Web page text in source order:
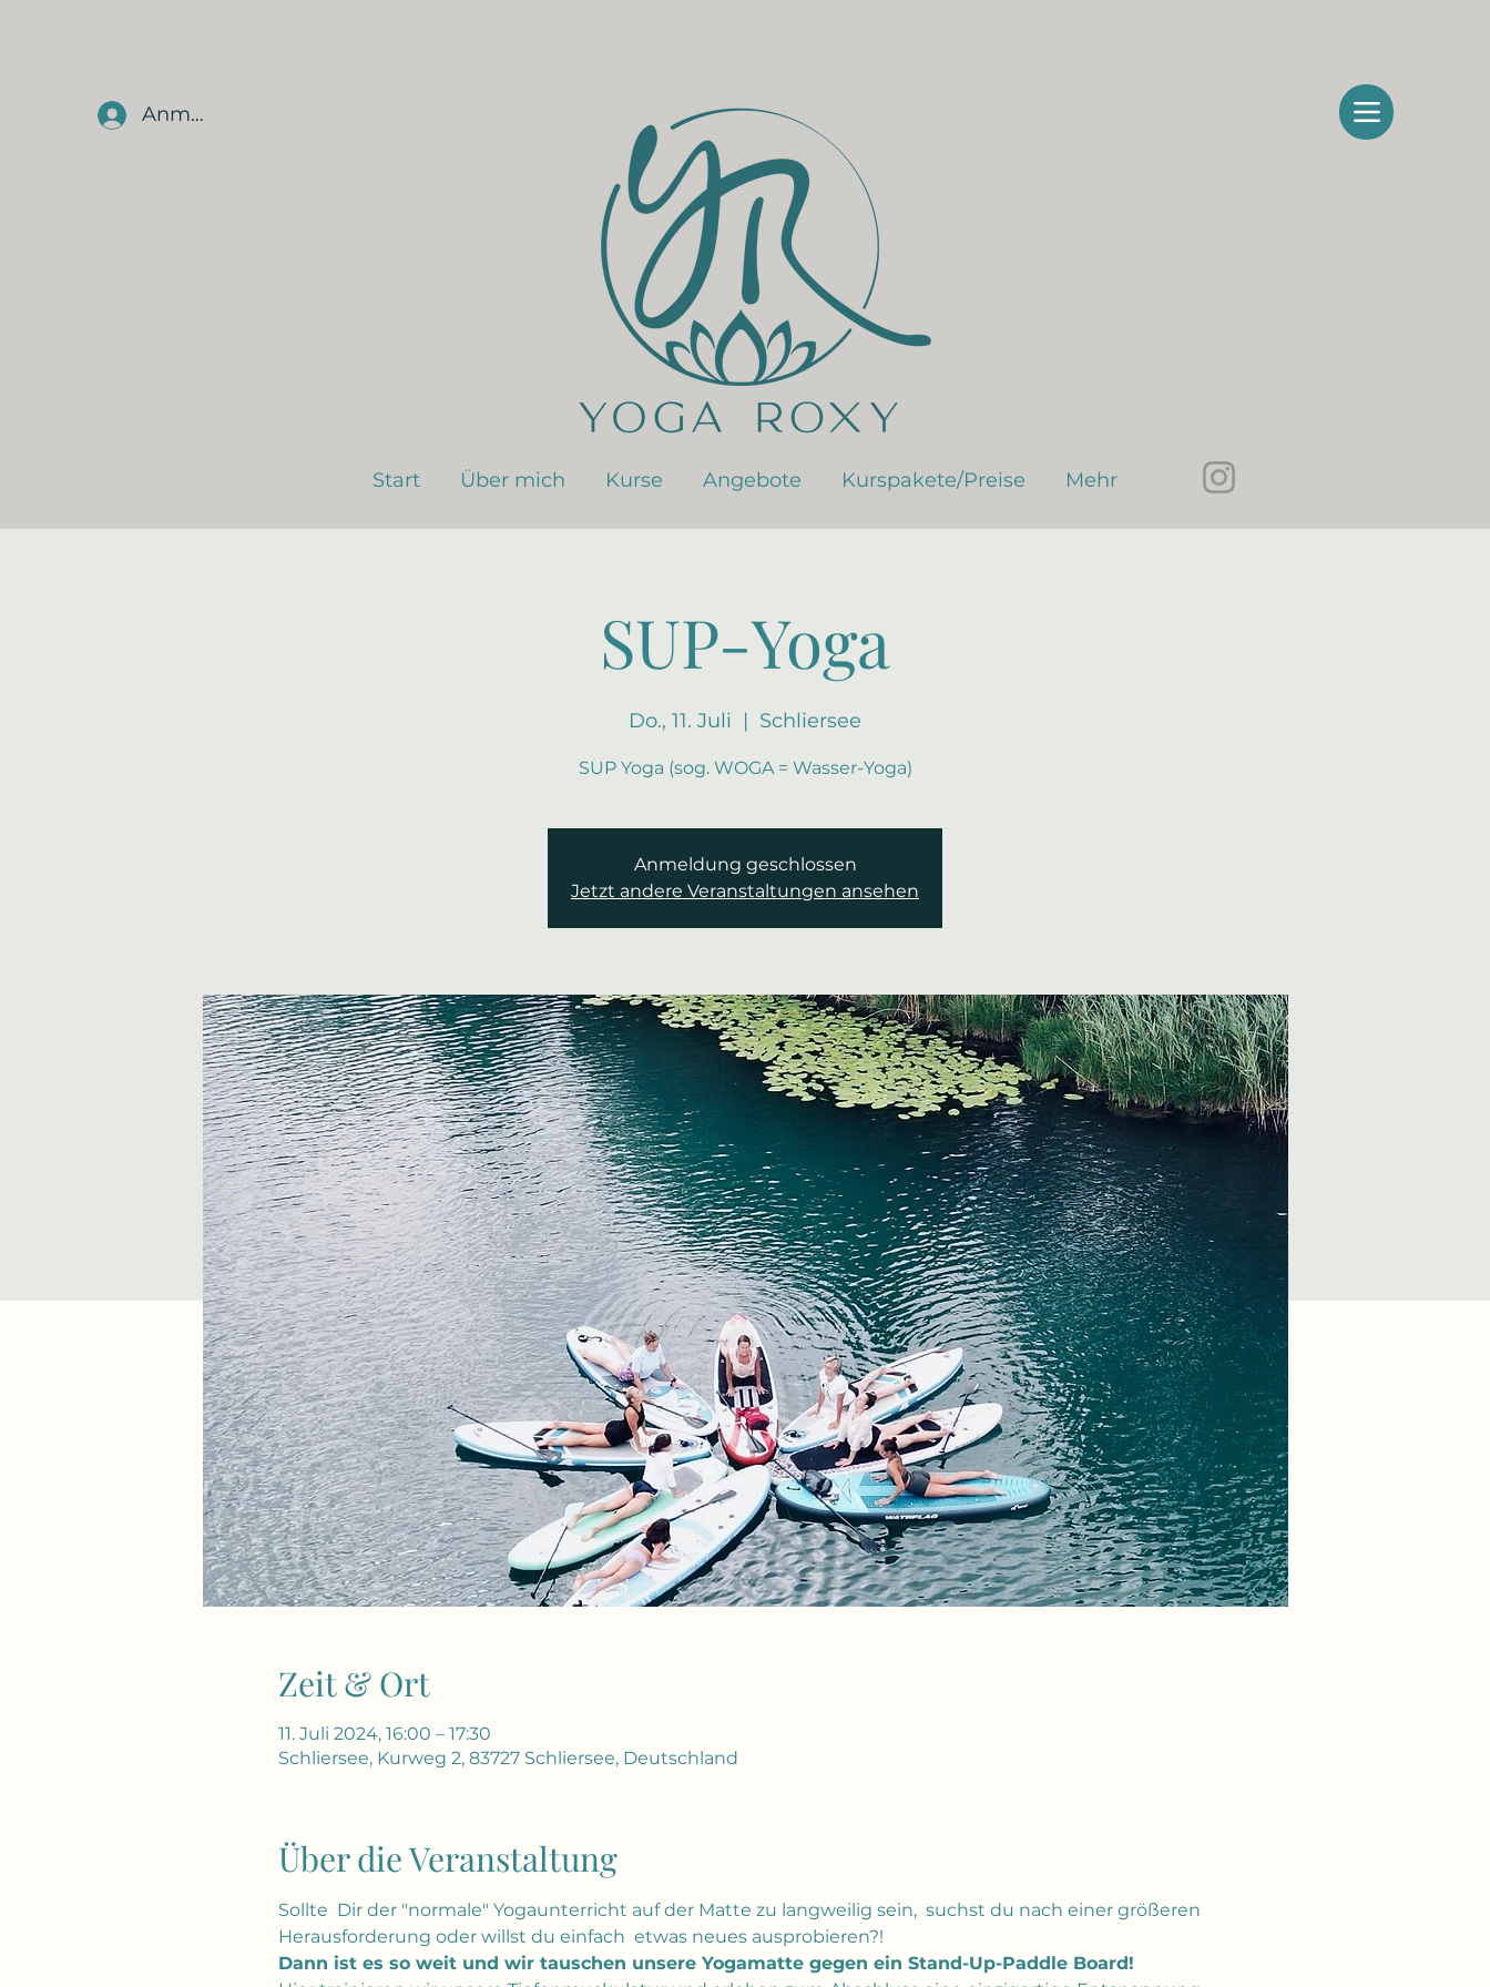
Anmelden
Start Über mich Kurse Angebote Kurspakete/Preise Mehr
SUP-Yoga
Do., 11. Juli
  |
Schliersee
SUP Yoga (sog. WOGA = Wasser-Yoga)
Anmeldung geschlossen
Jetzt andere Veranstaltungen ansehen
Zeit & Ort
11. Juli 2024, 16:00 – 17:30
Schliersee, Kurweg 2, 83727 Schliersee, Deutschland
Über die Veranstaltung
Sollte  Dir der "normale" Yogaunterricht auf der Matte zu langweilig sein,  suchst du nach einer größeren
Herausforderung oder willst du einfach  etwas neues ausprobieren?!
Dann ist es so weit und wir tauschen unsere Yogamatte gegen ein Stand-Up-Paddle Board!